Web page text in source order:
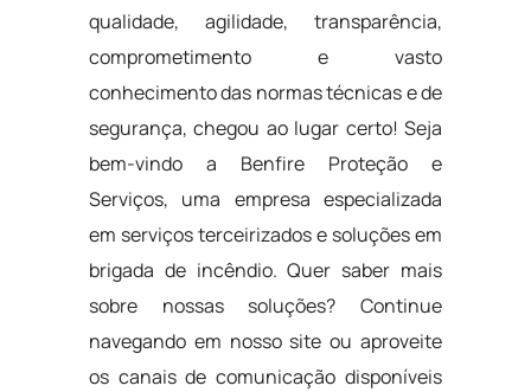
qualidade, agilidade, transparência,
comprometimento e vasto
conhecimento das normas técnicas e de
segurança, chegou ao lugar certo! Seja
bem-vindo a Benfire Proteção e
Serviços, uma empresa especializada
em serviços terceirizados e soluções em
brigada de incêndio. Quer saber mais
sobre nossas soluções? Continue
navegando em nosso site ou aproveite
os canais de comunicação disponíveis